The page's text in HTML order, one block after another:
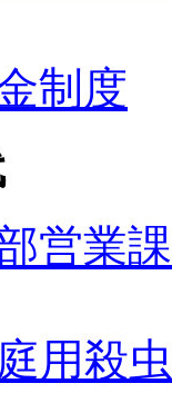
制度
部営
用殺